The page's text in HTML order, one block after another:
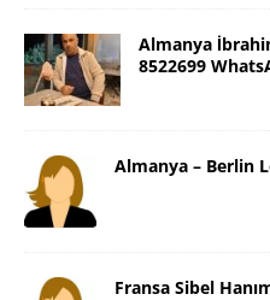
Almanya
8522699
Almanya – Berlin
Fransa Sibel